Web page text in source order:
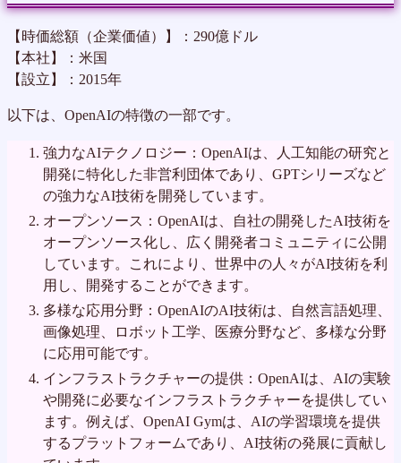
【時価総額（企業価値）】：290億ドル
【本社】：米国
【設立】：2015年
以下は、OpenAIの特徴の一部です。
強力なAIテクノロジー：OpenAIは、人工知能の研究と
開発に特化した非営利団体であり、GPTシリーズなど
の強力なAI技術を開発しています。
オープンソース：OpenAIは、自社の開発したAI技術を
オープンソース化し、広く開発者コミュニティに公開
しています。これにより、世界中の人々がAI技術を利
用し、開発することができます。
多様な応用分野：OpenAIのAI技術は、自然言語処理、
画像処理、ロボット工学、医療分野など、多様な分野
に応用可能です。
インフラストラクチャーの提供：OpenAIは、AIの実験
や開発に必要なインフラストラクチャーを提供してい
ます。例えば、OpenAI Gymは、AIの学習環境を提供
するプラットフォームであり、AI技術の発展に貢献し